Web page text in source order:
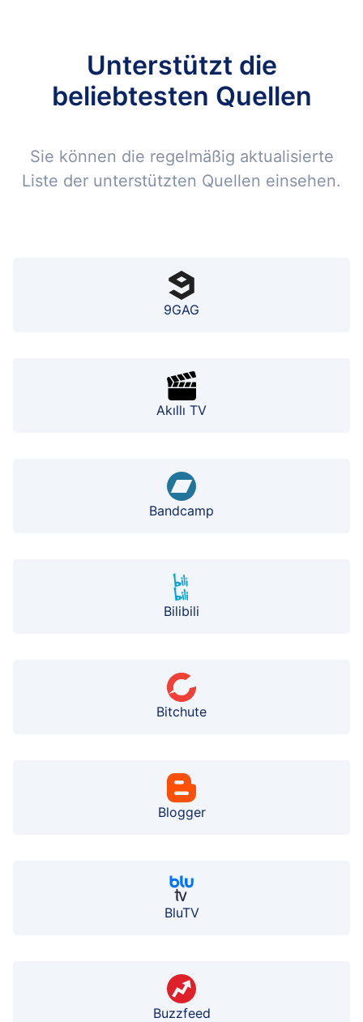
Unterstützt die
beliebtesten Quellen
Sie können die regelmäßig aktualisierte
Liste der unterstützten Quellen einsehen.
9GAG
Akıllı TV
Bandcamp
Bilibili
Bitchute
Blogger
BluTV
Buzzfeed